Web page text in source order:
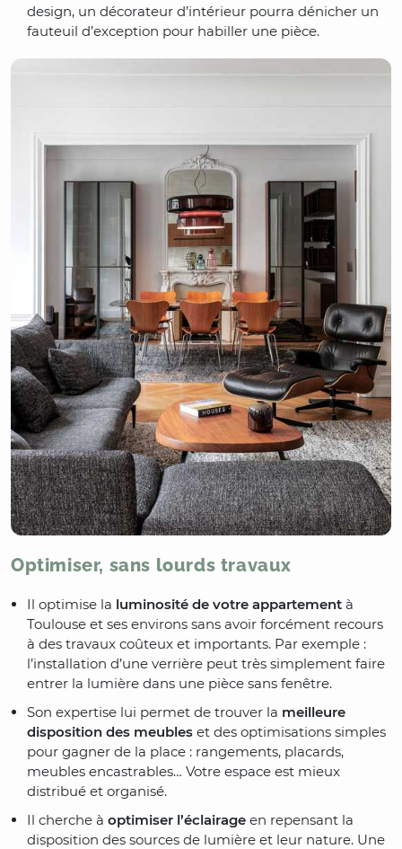
design, un décorateur d’intérieur pourra dénicher un
fauteuil d’exception pour habiller une pièce.
Optimiser, sans lourds travaux
Il optimise la luminosité de votre appartement à
Toulouse et ses environs sans avoir forcément recours
à des travaux coûteux et importants. Par exemple :
l’installation d’une verrière peut très simplement faire
entrer la lumière dans une pièce sans fenêtre.
Son expertise lui permet de trouver la meilleure
disposition des meubles et des optimisations simples
pour gagner de la place : rangements, placards,
meubles encastrables… Votre espace est mieux
distribué et organisé.
Il cherche à optimiser l’éclairage en repensant la
disposition des sources de lumière et leur nature. Une